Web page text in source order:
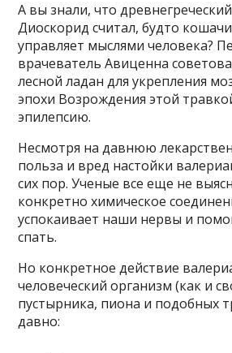
А вы знали, что
Диоскорид считал, будто
управляет мыслями человека?
врачеватель Авиценна
лесной ладан для укрепления
эпохи Возрождения этой
эпилепсию.
Несмотря на давнюю
польза и вред настойки
сих пор. Ученые все еще не
конкретно химическое
успокаивает наши нервы и
спать.
Но конкретное действие
человеческий организм (как и
пустырника, пиона и подобных
давно: